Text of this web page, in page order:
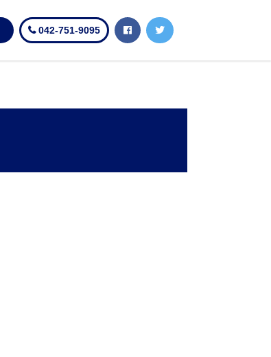
042-751-9095